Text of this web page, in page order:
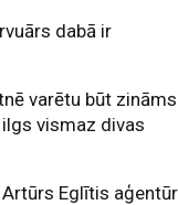
dabā ir
varētu būt zināms
vismaz divas
Eglītis